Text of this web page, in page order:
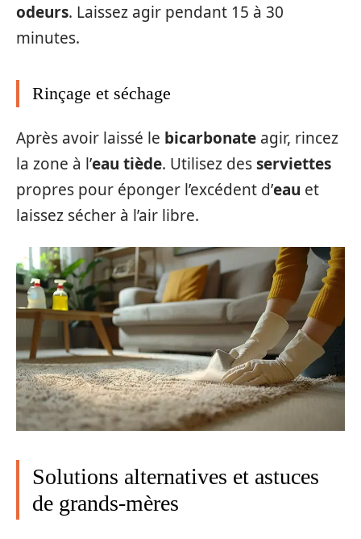
odeurs. Laissez agir pendant 15 à 30
minutes.
Rinçage et séchage
Après avoir laissé le bicarbonate agir, rincez
la zone à l’eau tiède. Utilisez desserviettes
propres pour éponger l’excédent d’eau et
laissez sécher à l’air libre.
Solutions alternatives et astuces
de grands-mères